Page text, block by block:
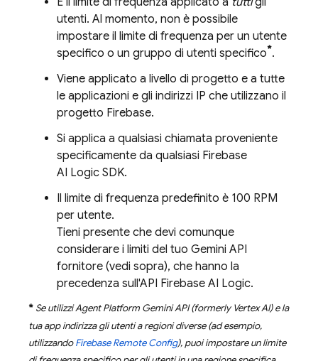
utenti. Al momento, non è possibile
impostare il limite di frequenza per un utente
specifico o un gruppo di utenti specifico*.
Viene applicato a livello di progetto e a tutte
le applicazioni e gli indirizzi IP che utilizzano il
progetto Firebase.
Si applica a qualsiasi chiamata proveniente
specificamente da qualsiasi Firebase
AI Logic SDK.
Il limite di frequenza predefinito è 100 RPM
per utente.
Tieni presente che devi comunque
considerare i limiti del tuo Gemini API
fornitore (vedi sopra), che hanno la
precedenza sull'API Firebase AI Logic.
* Se utilizziAgent Platform Gemini API (formerly Vertex AI)e la
tua app indirizza gli utenti a regioni diverse (ad esempio,
utilizzandoFirebase Remote Config), puoi impostare un limite